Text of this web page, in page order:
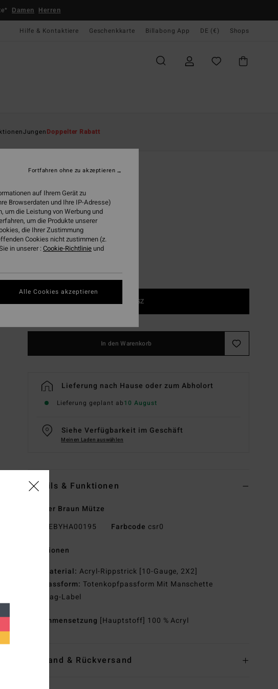
Damen Herren
Hilfe & Kontaktiere Geschenkkarte Billabong App DE (€) Shops
JungenDoppelter Rabatt
Core Lord
27,95 €
FarbeDark Cedar
1SZ
In den Warenkorb
Lieferung nach Hause oder zum Abholort
Lieferung geplant ab10 August
Siehe Verfügbarkeit im Geschäft
Meinen Laden auswählen
Details & Funktionen
Männer Braun Mütze
EBYHA00195 Farbcode csr0
Funktionen
Material: Acryl-Rippstrick [10-Gauge, 2X2]
Passform: Totenkopfpassform Mit Manschette
Flag-Label
Zusammensetzung [Hauptstoff] 100 % Acryl
Versand & Rückversand
auf Ihrem Gerät zu
Browserdaten und Ihre IP-Adresse)
um die Leistung von Werbung und
um die Produkte unserer
die Ihrer Zustimmung
Cookies nicht zustimmen (z.
in unserer :Cookie-Richtlinie und
Fortfahren ohne zu akzeptieren
Alle Cookies akzeptieren